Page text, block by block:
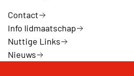
Contact
Info lidmaatschap
Nuttige Links
Nieuws